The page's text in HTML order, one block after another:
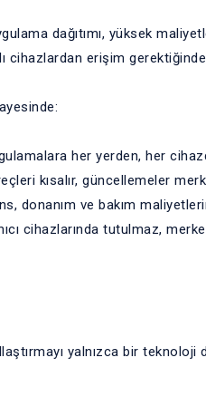
dağıtımı, yüksek
cihazlardan erişim
her yerden, her
kısalır, güncellemeler
donanım ve bakım
cihazlarında tutulmaz,
yalnızca bir teknoloji